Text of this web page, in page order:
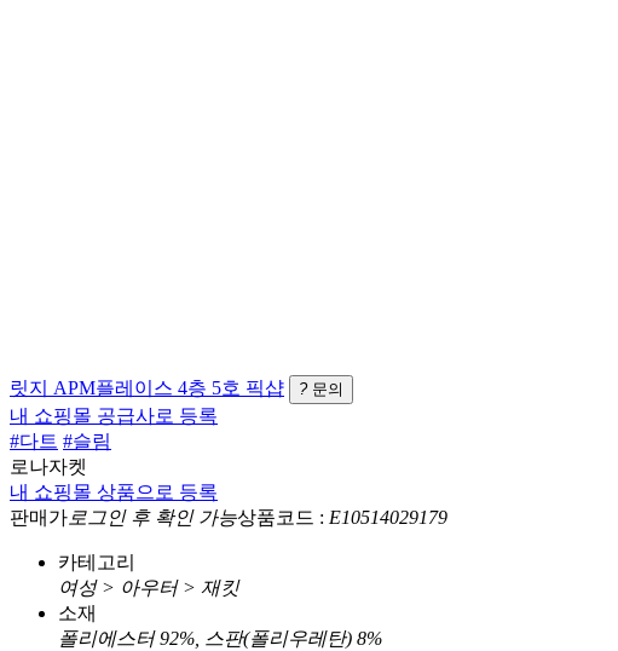
릿지 APM플레이스 4층 5호 픽샵 ? 문의
내 쇼핑몰 공급사로 등록
#다트 #슬림
로나자켓
내 쇼핑몰 상품으로 등록
판매가 로그인 후 확인 가능상품코드 : E10514029179
카테고리
여성 > 아우터 > 재킷
소재
폴리에스터 92%, 스판(폴리우레탄) 8%